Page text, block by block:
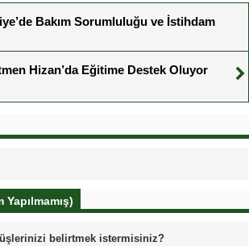
Bakım Sorumluluğu ve İstihdam
Hizan’da Eğitime Destek Oluyor
belirtmek istermisiniz?